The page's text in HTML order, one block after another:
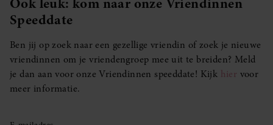
Speeddate
Ben jij op zoek naar een gezellige vriendin of zoek je nieuwe
vriendinnen om je vriendengroep mee uit te breiden? Meld
je dan aan voor onze Vriendinnen speeddate! Kijk hier voor
meer informatie.